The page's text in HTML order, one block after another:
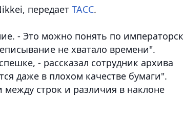
передает ТАСС.
- Это можно понять по
не хватало времени".
- рассказал сотрудник архива
даже в плохом качестве бумаги".
строк и различия в наклоне